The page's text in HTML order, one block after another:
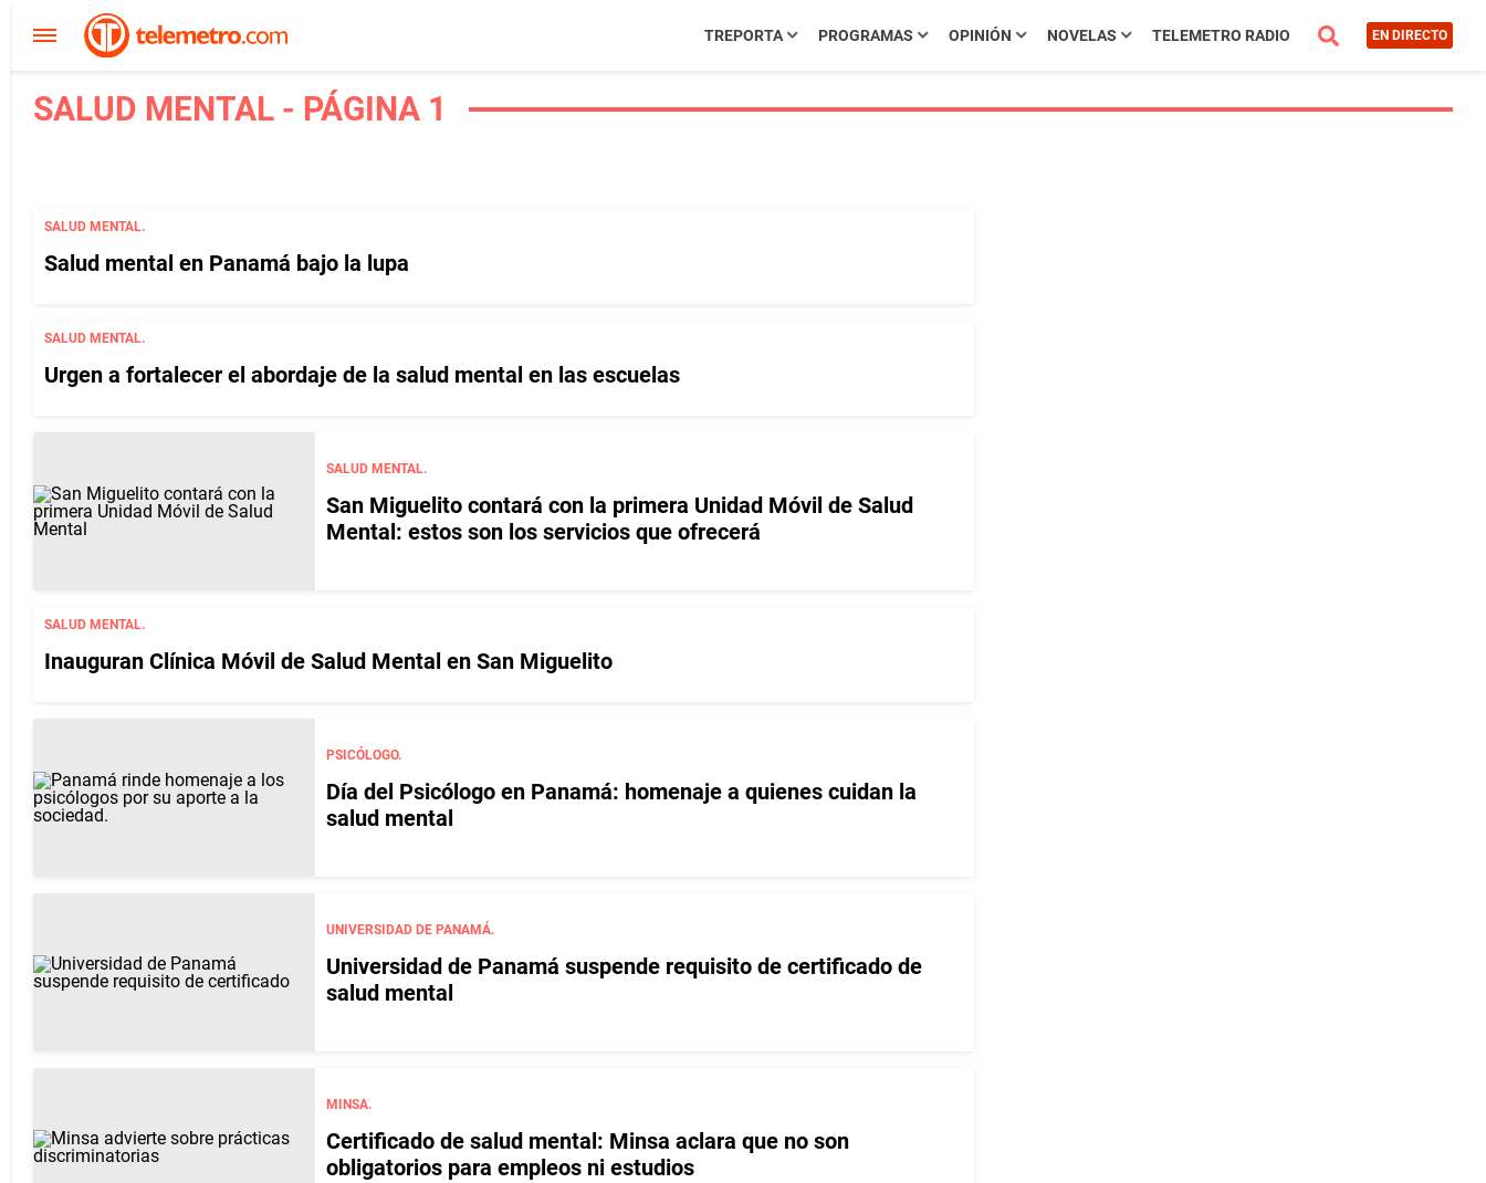
TREPORTA PROGRAMAS OPINIÓN NOVELAS TELEMETRO RADIO EN DIRECTO
SALUD MENTAL - PÁGINA 1
SALUD MENTAL.
Salud mental en Panamá bajo la lupa
SALUD MENTAL.
Urgen a fortalecer el abordaje de la salud mental en las escuelas
SALUD MENTAL.
San Miguelito contará con la primera Unidad Móvil de Salud
Mental: estos son los servicios que ofrecerá
SALUD MENTAL.
Inauguran Clínica Móvil de Salud Mental en San Miguelito
PSICÓLOGO.
Día del Psicólogo en Panamá: homenaje a quienes cuidan la
salud mental
UNIVERSIDAD DE PANAMÁ.
Universidad de Panamá suspende requisito de certificado de
salud mental
MINSA.
Certificado de salud mental: Minsa aclara que no son
obligatorios para empleos ni estudios